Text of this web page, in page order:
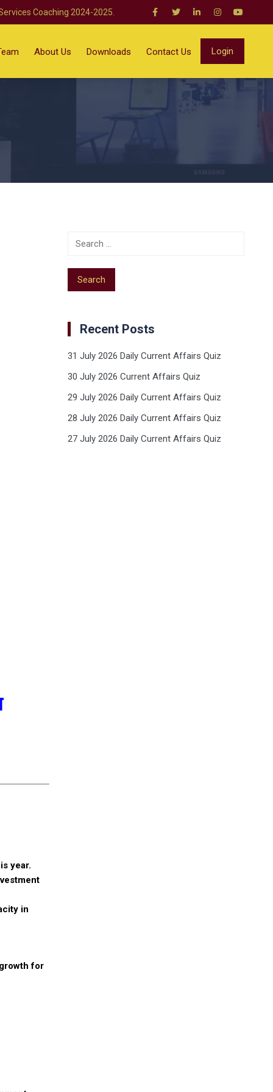
Coaching 2024-2025.
About Us Downloads Contact Us Login
year.
in
for
Recent Posts
31 July 2026 Daily Current Affairs Quiz
30 July 2026 Current Affairs Quiz
29 July 2026 Daily Current Affairs Quiz
28 July 2026 Daily Current Affairs Quiz
27 July 2026 Daily Current Affairs Quiz